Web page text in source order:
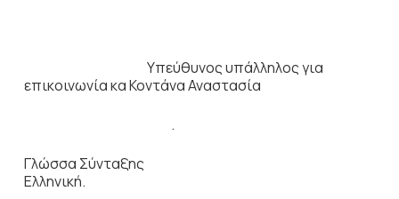
Υπεύθυνος υπάλληλος για
επικοινωνία κα Κοντάνα Αναστασία
.
Γλώσσα Σύνταξης
Ελληνική.